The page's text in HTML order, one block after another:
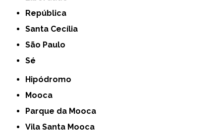
República
Santa Cecília
São Paulo
Sé
Hipódromo
Mooca
Parque da Mooca
Vila Santa Mooca